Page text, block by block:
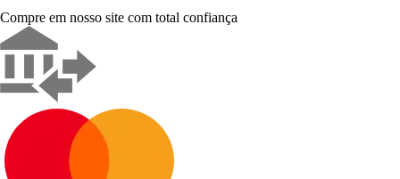
Compre em nosso site com total confiança